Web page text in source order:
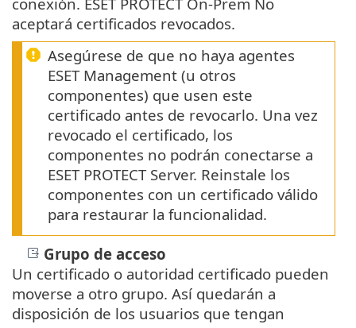
aceptará certificados revocados.
Asegúrese de que no haya agentes
ESET Management (u otros
componentes) que usen este
certificado antes de revocarlo. Una vez
revocado el certificado, los
componentes no podrán conectarse a
ESET PROTECT Server. Reinstale los
componentes con un certificado válido
para restaurar la funcionalidad.
Grupo de acceso
Un certificado o autoridad certificado pueden
moverse a otro grupo. Así quedarán a
disposición de los usuarios que tengan